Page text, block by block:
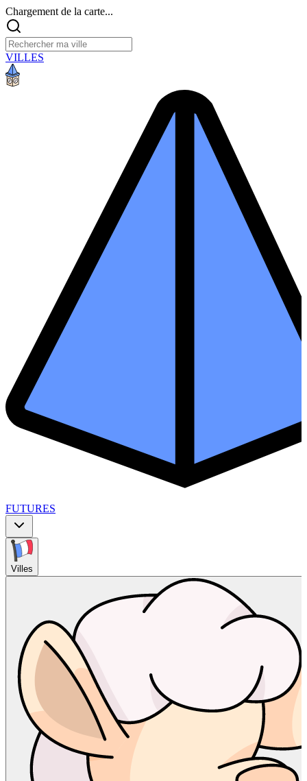
Chargement de la carte...
VILLES
FUTURES
Villes